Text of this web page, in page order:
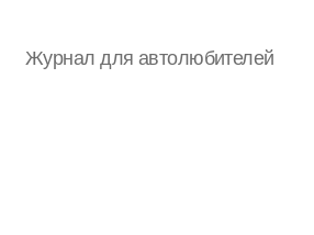
Журнал для автолюбителей